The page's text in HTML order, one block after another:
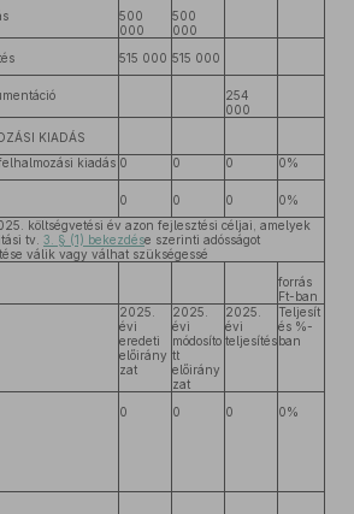
500
000
500
000
515 000 515 000
254
000
KIADÁS
kiadás 0 0 0 0%
0 0 0
0%
költségvetési év azon fejlesztési céljai, amelyek
tv. 3. § (1) bekezdése szerinti adósságot
válik vagy válhat szükségessé
forrás
Ft-ban
2025.
évi
eredeti
előirány
zat
2025.
évi
módosíto
tt
előirány
zat
2025.
évi
teljesítés
Teljesít
és %-
ban
0 0 0 0%